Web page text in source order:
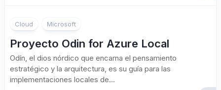
Cloud Microsoft
Proyecto Odin for Azure Local
Odín, el dios nórdico que encarna el pensamiento
estratégico y la arquitectura, es su guía para las
implementaciones locales de...